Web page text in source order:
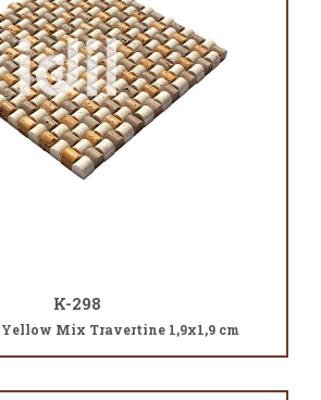
K-298
Mix Travertine 1,9x1,9 cm